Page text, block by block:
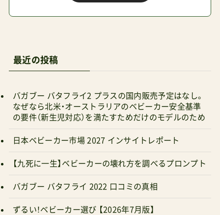
最近の投稿
バガブー バタフライ2 プラスの国内販売予定はなし。
なぜなら北米・オーストラリアのベビーカー安全基準
の要件（新生児対応）を満たすためだけのモデルのため
日本ベビーカー市場 2027 インサイトレポート
【九死に一生】ベビーカーの壊れ方を調べるプロンプト
バガブー バタフライ 2022 口コミの真相
ずるい！ベビーカー選び 【2026年7月版】